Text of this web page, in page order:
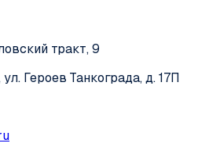
тракт, 9
Героев Танкограда, д. 17П